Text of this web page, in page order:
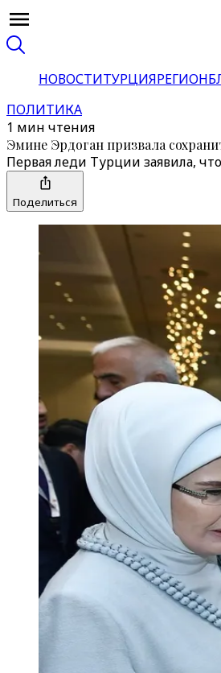
НОВОСТИТУРЦИЯРЕГИОН
ПОЛИТИКА
1 мин чтения
Эмине Эрдоган призвала
Первая леди Турции заявила,
Поделиться